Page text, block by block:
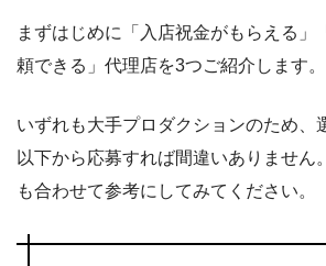
まずはじめに「入店祝金がもらえる」
頼できる」代理店を3つご紹介します。
いずれも大手プロダクションのため、
以下から応募すれば間違いありません
も合わせて参考にしてみてください。